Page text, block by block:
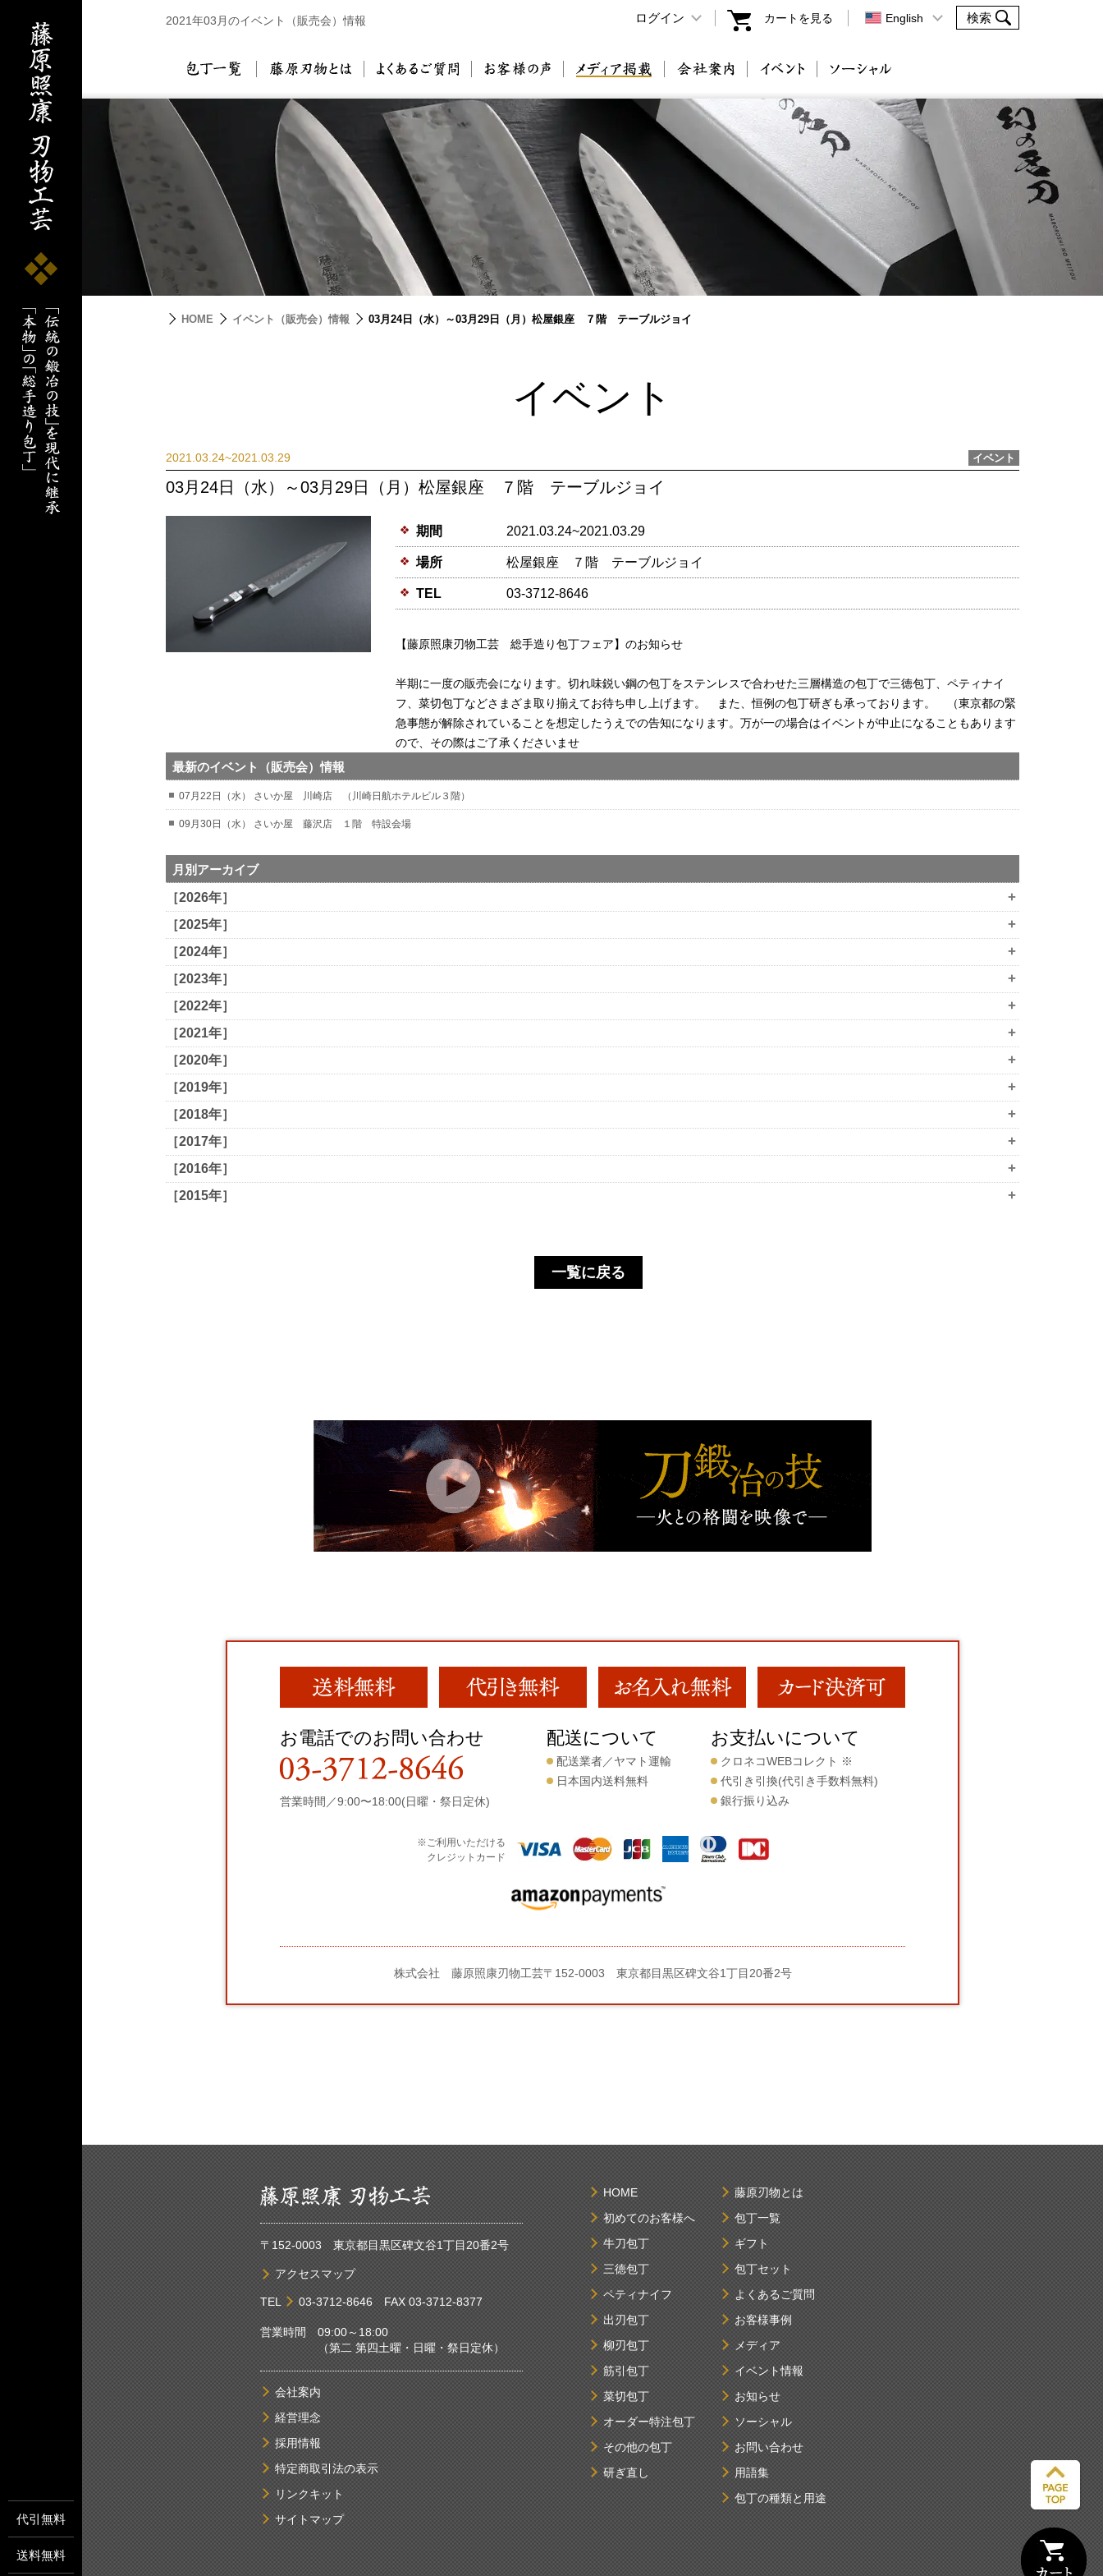
2021年03月のイベント（販売会）情報 ログイン カートを見る English
包丁一覧 藤原刃物とは よくあるご質問 お客様の声 メディア掲載 会社案内 イベント
HOME イベント（販売会）情報 03月24日（水）～03月29日（月）松屋銀座 ７階 テーブルジョイ
イベント
2021.03.24~2021.03.29 イベント
03月24日（水）～03月29日（月）松屋銀座 ７階 テーブルジョイ
期間 2021.03.24~2021.03.29
場所 松屋銀座 ７階 テーブルジョイ
TEL 03-3712-8646
【藤原照康刃物工芸 総手造り包丁フェア】のお知らせ
半期に一度の販売会になります。切れ味鋭い鋼の包丁をステンレスで合わせた三層構造の包丁で三徳包丁、ペティナイ
フ、菜切包丁などさまざま取り揃えてお待ち申し上げます。 また、恒例の包丁研ぎも承っております。 （東京都の緊
急事態が解除されていることを想定したうえでの告知になります。万が一の場合はイベントが中止になることもあります
ので、その際はご了承くださいませ
最新のイベント（販売会）情報
07月22日（水） さいか屋 川崎店 （川崎日航ホテルビル３階）
09月30日（水） さいか屋 藤沢店 １階 特設会場
月別アーカイブ
［2026年］
+
［2025年］ +
［2024年］ +
［2023年］ +
［2022年］ +
［2021年］ +
［2020年］ +
［2019年］ +
［2018年］ +
［2017年］ +
［2016年］ +
［2015年］ +
一覧に戻る
お電話でのお問い合わせ
営業時間／9:00〜18:00(日曜・祭日定休)
配送について
配送業者／ヤマト運輸
日本国内送料無料
お支払いについて
クロネコWEBコレクト ※
代引き引換(代引き手数料無料)
銀行振り込み
※ご利用いただける
クレジットカード
株式会社 藤原照康刃物工芸〒152-0003 東京都目黒区碑文谷1丁目20番2号
〒152-0003 東京都目黒区碑文谷1丁目20番2号
アクセスマップ
TEL 03-3712-8646FAX 03-3712-8377
営業時間 09:00～18:00
（第二 第四土曜・日曜・祭日定休）
会社案内
経営理念
採用情報
特定商取引法の表示
リンクキット
サイトマップ
HOME
初めてのお客様へ
牛刀包丁
三徳包丁
ペティナイフ
出刃包丁
柳刃包丁
筋引包丁
菜切包丁
オーダー特注包丁
その他の包丁
研ぎ直し
藤原刃物とは
包丁一覧
ギフト
包丁セット
よくあるご質問
お客様事例
メディア
イベント情報
お知らせ
ソーシャル
お問い合わせ
用語集
包丁の種類と用途
代引無料
送料無料